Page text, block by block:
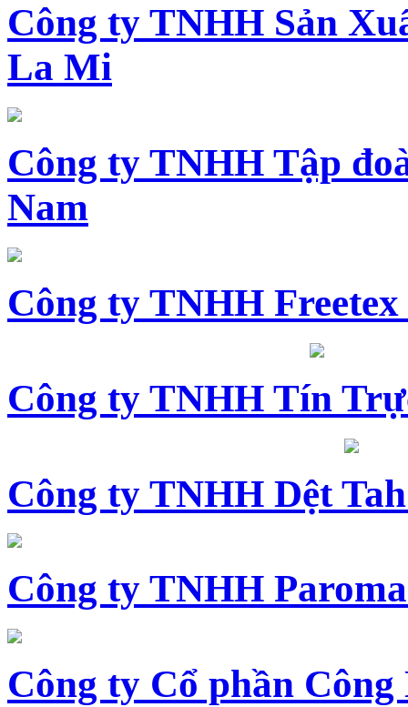
Công ty TNHH Sản
La Mi
Công ty TNHH Tập
Nam
Công ty TNHH
Công ty TNHH Tín
Công ty TNHH Dệt
Công ty TNHH
Công ty Cổ phần Công